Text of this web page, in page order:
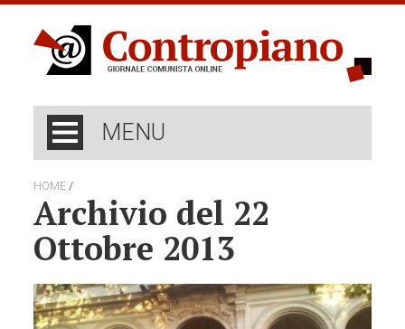
MENU
HOME /
Archivio del 22
Ottobre 2013